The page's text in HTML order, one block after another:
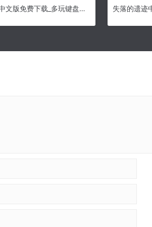
多玩键盘连点器中文版免费下载_多玩键盘连点器中文版 v1.0.0.2 最新版本